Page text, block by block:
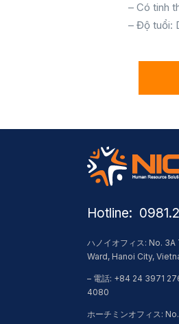
– Có tinh
– Độ tuổi:
Hotline:
ハノイオフィス: No.
Ward, Hanoi City,
– 電話: +84 24 3971
4080
ホーチミンオフィス: